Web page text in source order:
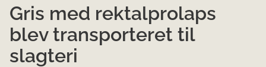
Gris med rektalprolaps
blev transporteret til
slagteri